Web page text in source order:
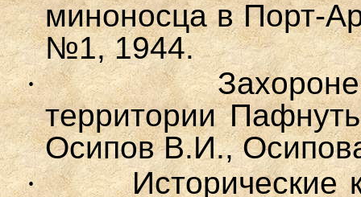
миноносца в Порт-
№1, 1944.
·
территории
Осипов В.И.,
·
Исторические